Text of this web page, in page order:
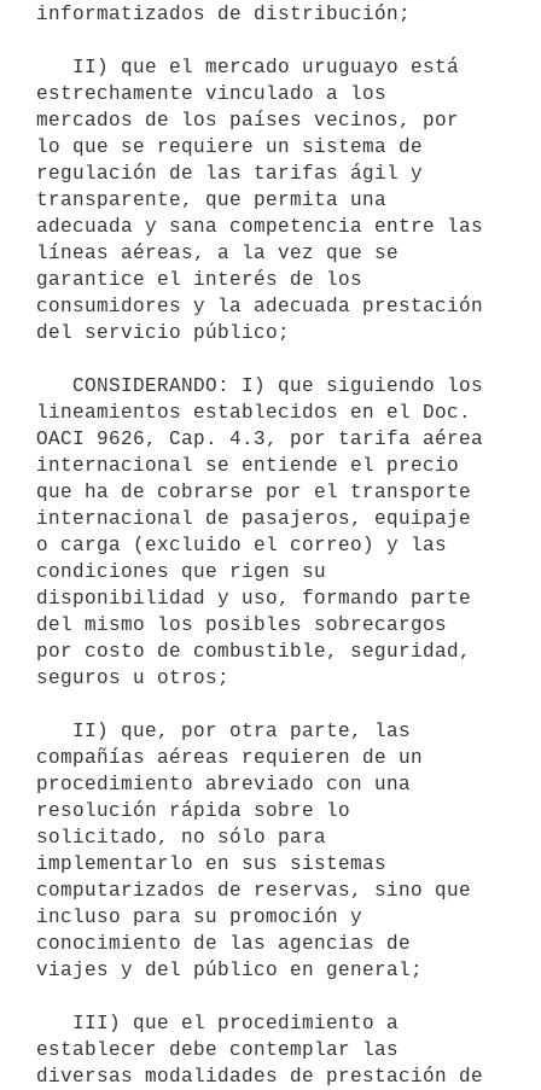
informatizados de distribución;
estrechamente vinculado a los
mercados de los países vecinos, por
lo que se requiere un sistema de
regulación de las tarifas ágil y
transparente, que permita una
adecuada y sana competencia entre las
líneas aéreas, a la vez que se
garantice el interés de los
consumidores y la adecuada prestación
del servicio público;
lineamientos establecidos en el Doc.
OACI 9626, Cap. 4.3, por tarifa aérea
internacional se entiende el precio
que ha de cobrarse por el transporte
internacional de pasajeros, equipaje
o carga (excluido el correo) y las
condiciones que rigen su
disponibilidad y uso, formando parte
del mismo los posibles sobrecargos
por costo de combustible, seguridad,
seguros u otros;
compañías aéreas requieren de un
procedimiento abreviado con una
resolución rápida sobre lo
solicitado, no sólo para
implementarlo en sus sistemas
computarizados de reservas, sino que
incluso para su promoción y
conocimiento de las agencias de
viajes y del público en general;
establecer debe contemplar las
diversas modalidades de prestación de